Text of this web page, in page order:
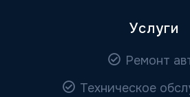
Услуги
Ремонт
Техническое